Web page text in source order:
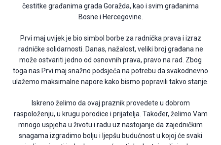
čestitke građanima grada Goražda, kao i svim građanima
Bosne i Hercegovine.
Prvi maj uvijek je bio simbol borbe za radnička prava i izraz
radničke solidarnosti. Danas, nažalost, veliki broj građana ne
može ostvariti jedno od osnovnih prava, pravo na rad. Zbog
toga nas Prvi maj snažno podsjeća na potrebu da svakodnevno
ulažemo maksimalne napore kako bismo popravili takvo stanje.
Iskreno želimo da ovaj praznik provedete u dobrom
raspoloženju, u krugu porodice i prijatelja. Također, želimo Vam
mnogo uspjeha u životu i radu uz nastojanje da zajedničkim
snagama izgradimo bolju i ljepšu budućnost u kojoj će svaki